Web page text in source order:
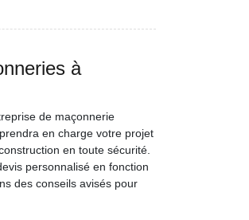
à
de maçonnerie
en charge votre projet
en toute sécurité.
personnalisé en fonction
des conseils avisés pour